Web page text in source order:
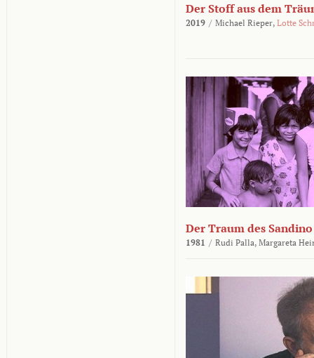
Der Stoff aus dem
2019 / Michael Rieper, Lotte
Der Traum des Sandino
1981 / Rudi Palla, Margareta